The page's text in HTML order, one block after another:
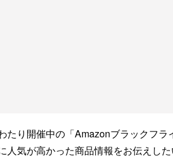
たり開催中の「Amazonブラックフラ
気が高かった商品情報をお伝えした